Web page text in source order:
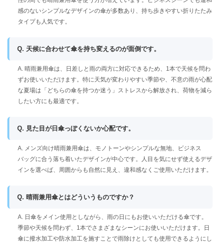
感のないシンプルなデザインの傘が多数あり、持ち歩きやすい折りたたみ
タイプも人気です。
Q. 天候に合わせて傘を持ち変えるのが面倒です。
A. 晴雨兼用傘は、日差しと雨の両方に対応できるため、1本で天候を問わ
ずお使いいただけます。特に天気が変わりやすい季節や、不意の雨が心配
な夏場は「どちらの傘を持つか迷う」ストレスから解放され、荷物を減ら
したい方にも最適です。
Q. 見た目が日傘っぽくないか心配です。
A. メンズ向け晴雨兼用傘は、モノトーンやシンプルな無地、ビジネス
バッグに合う落ち着いたデザインが中心です。人目を気にせず使えるデザ
インを選べば、周囲からも自然に見え、違和感なくご使用いただけます。
Q. 晴雨兼用傘とはどういうものですか？
A. 日傘をメイン使用としながら、雨の日にもお使いいただける傘です。
季節や天候を問わず、1本でさまざまなシーンにお使いいただけます。日
傘に撥水加工や防水加工を施すことで雨除けとしても使用できるようにし